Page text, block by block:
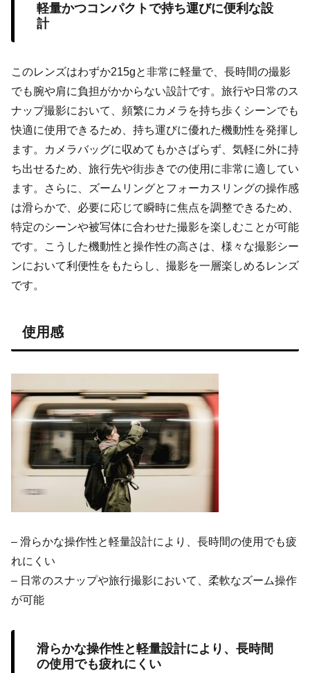
軽量かつコンパクトで持ち運びに便利な設
計
このレンズはわずか215gと非常に軽量で、長時間の撮影
でも腕や肩に負担がかからない設計です。旅行や日常のス
ナップ撮影において、頻繁にカメラを持ち歩くシーンでも
快適に使用できるため、持ち運びに優れた機動性を発揮し
ます。カメラバッグに収めてもかさばらず、気軽に外に持
ち出せるため、旅行先や街歩きでの使用に非常に適してい
ます。さらに、ズームリングとフォーカスリングの操作感
は滑らかで、必要に応じて瞬時に焦点を調整できるため、
特定のシーンや被写体に合わせた撮影を楽しむことが可能
です。こうした機動性と操作性の高さは、様々な撮影シー
ンにおいて利便性をもたらし、撮影を一層楽しめるレンズ
です。
使用感
– 滑らかな操作性と軽量設計により、長時間の使用でも疲
れにくい
– 日常のスナップや旅行撮影において、柔軟なズーム操作
が可能
滑らかな操作性と軽量設計により、長時間
の使用でも疲れにくい